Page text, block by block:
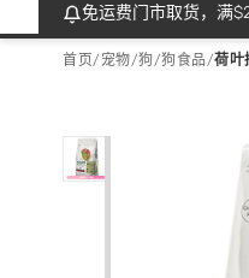
免运费门市取货，满
首页/ 宠物/狗/狗食品/荷叶